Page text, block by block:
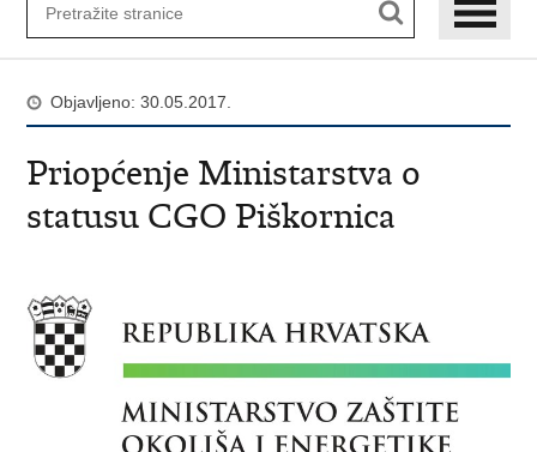
Objavljeno: 30.05.2017.
Priopćenje Ministarstva o
statusu CGO Piškornica